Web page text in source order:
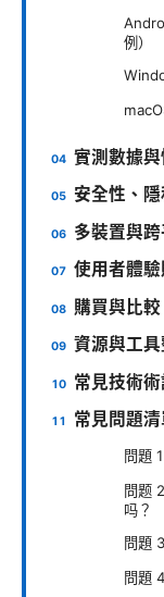
例）
實測數據
安全性、
多裝置與
使用者體
購買與比
資源與工
常見技術
常見問題清
問題
問题
吗？
問題
問題